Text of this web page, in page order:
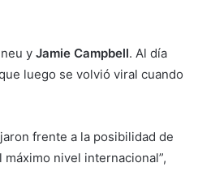
yJamie Campbell. Al día
luego se volvió viral cuando
frente a la posibilidad de
nivel internacional”,